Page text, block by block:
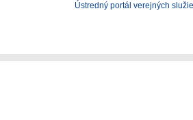
Ústredný portál verejných